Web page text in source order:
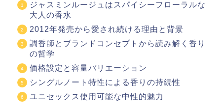
ジャスミンルージュはスパイシーフローラルな
大人の香水
2012年発売から愛され続ける理由と背景
調香師とブランドコンセプトから読み解く香り
の哲学
価格設定と容量バリエーション
シングルノート特性による香りの持続性
ユニセックス使用可能な中性的魅力